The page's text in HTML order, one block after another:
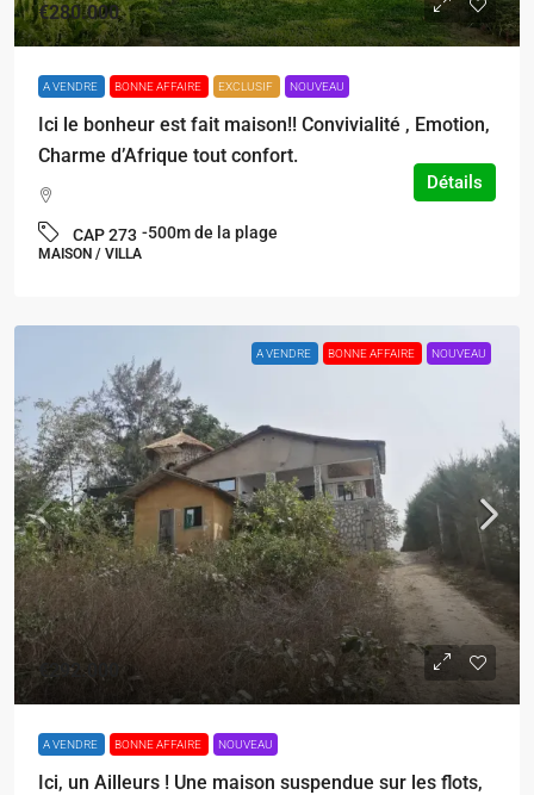
€280.000
A VENDRE BONNE AFFAIRE EXCLUSIF NOUVEAU
Ici le bonheur est fait maison!! Convivialité , Emotion,
Charme d’Afrique tout confort.
CAP 273 -500m de la plage
MAISON / VILLA
Détails
A VENDRE BONNE AFFAIRE NOUVEAU
€292.000
A VENDRE BONNE AFFAIRE NOUVEAU
Ici, un Ailleurs ! Une maison suspendue sur les flots,